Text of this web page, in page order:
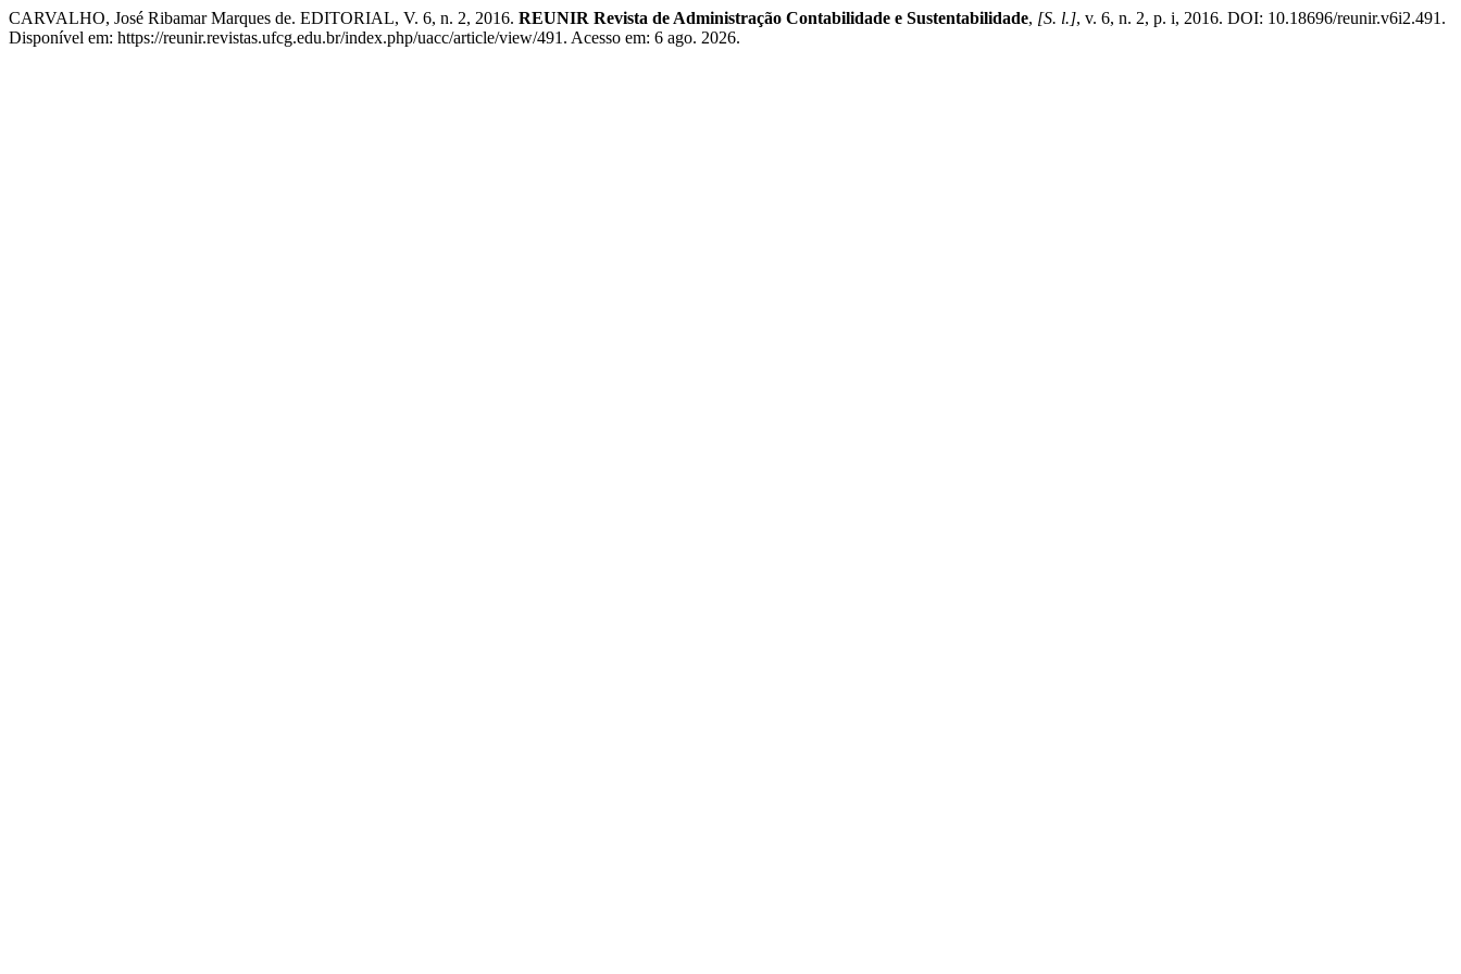
CARVALHO, José Ribamar Marques de. EDITORIAL, V. 6, n. 2, 2016. REUNIR Revista de Administração Contabilidade e Sustentabilidade, [S. l.], v. 6, n. 2, p. i, 2016. DOI: 10.18696/reunir.v6i2.491.
Disponível em: https://reunir.revistas.ufcg.edu.br/index.php/uacc/article/view/491. Acesso em: 6 ago. 2026.